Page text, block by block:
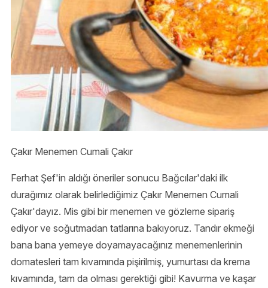
Çakır Menemen Cumali Çakır
Ferhat Şef'in aldığı öneriler sonucu Bağcılar'daki ilk
durağımız olarak belirlediğimiz Çakır Menemen Cumali
Çakır'dayız. Mis gibi bir menemen ve gözleme sipariş
ediyor ve soğutmadan tatlarına bakıyoruz. Tandır ekmeği
bana bana yemeye doyamayacağınız menemenlerinin
domatesleri tam kıvamında pişirilmiş, yumurtası da krema
kıvamında, tam da olması gerektiği gibi! Kavurma ve kaşar